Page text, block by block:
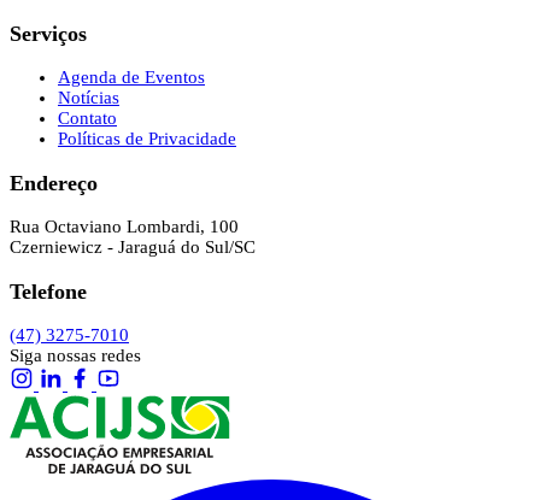
Serviços
Agenda de Eventos
Notícias
Contato
Políticas de Privacidade
Endereço
Rua Octaviano Lombardi, 100
Czerniewicz - Jaraguá do Sul/SC
Telefone
(47) 3275-7010
Siga nossas redes